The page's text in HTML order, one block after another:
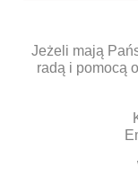
Jeżeli mają
radą i pomocą